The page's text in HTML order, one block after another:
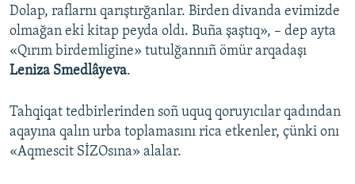
Dolap, raflarnı qarıştırğanlar. Birden divanda evimizde
olmağan eki kitap peyda oldı. Buña şaştıq», – dep ayta
«Qırım birdemligine» tutulğannıñ ömür arqadaşı
Leniza Smedlâyeva.
Tahqiqat tedbirlerinden soñ uquq qoruyıcılar qadından
aqayına qalın urba toplamasını rica etkenler, çünki onı
«Aqmescit SİZOsına» alalar.